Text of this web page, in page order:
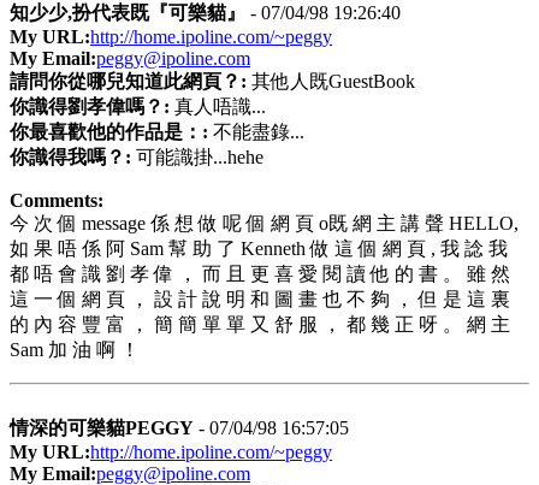
知少少,扮代表既『可樂貓』
- 07/04/98 19:26:40
My URL:http://home.ipoline.com/~peggy
My Email:peggy@ipoline.com
請問你從哪兒知道此網頁？: 其他人既GuestBook
你識得劉孝偉嗎？: 真人唔識...
你最喜歡他的作品是：: 不能盡錄...
你識得我嗎？: 可能識掛...hehe
Comments:
今 次 個 message 係 想 做 呢 個 網 頁 o既 網 主 講 聲 HELLO,
如 果 唔 係 阿 Sam 幫 助 了 Kenneth 做 這 個 網 頁 , 我 諗 我
都 唔 會 識 劉 孝 偉 ， 而 且 更 喜 愛 閱 讀 他 的 書 。 雖 然
這 一 個 網 頁 ， 設 計 說 明 和 圖 畫 也 不 夠 ， 但 是 這 裏
的 內 容 豐 富 ， 簡 簡 單 單 又 舒 服 ， 都 幾 正 呀 。 網 主
Sam 加 油 啊 ！
情深的可樂貓PEGGY - 07/04/98 16:57:05
My URL:http://home.ipoline.com/~peggy
My Email:peggy@ipoline.com